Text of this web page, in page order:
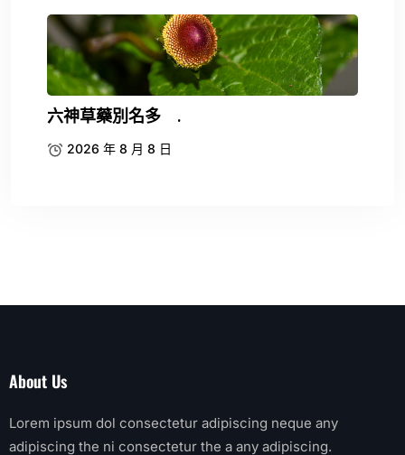
六神草藥別名多 .
2026 年 8 月 8 日
About Us
Lorem ipsum dol consectetur adipiscing neque any
adipiscing the ni consectetur the a any adipiscing.